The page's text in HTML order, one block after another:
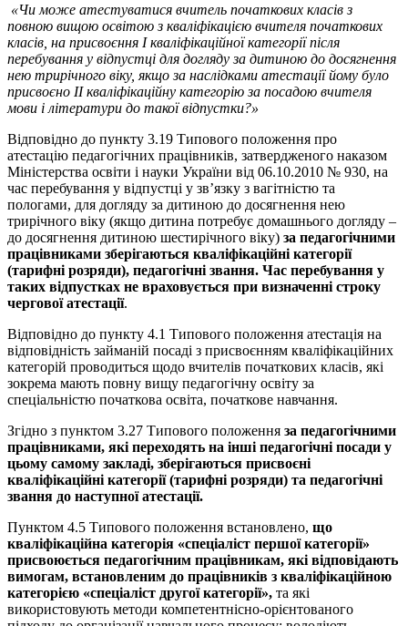
«Чи може атестуватися вчитель початкових класів з
повною вищою освітою з кваліфікацією вчителя початкових
класів, на присвоєння І кваліфікаційної категорії після
перебування у відпустці для догляду за дитиною до досягнення
нею трирічного віку, якщо за наслідками атестації йому було
присвоєно ІІ кваліфікаційну категорію за посадою вчителя
мови і літератури до такої відпустки?»
Відповідно до пункту 3.19 Типового положення про
атестацію педагогічних працівників, затвердженого наказом
Міністерства освіти і науки України від 06.10.2010 № 930, на
час перебування у відпустці у зв’язку з вагітністю та
пологами, для догляду за дитиною до досягнення нею
трирічного віку (якщо дитина потребує домашнього догляду –
до досягнення дитиною шестирічного віку) за педагогічними
працівниками зберігаються кваліфікаційні категорії
(тарифні розряди), педагогічні звання. Час перебування у
таких відпустках не враховується при визначенні строку
чергової атестації.
Відповідно до пункту 4.1 Типового положення атестація на
відповідність займаній посаді з присвоєнням кваліфікаційних
категорій проводиться щодо вчителів початкових класів, які
зокрема мають повну вищу педагогічну освіту за
спеціальністю початкова освіта, початкове навчання.
Згідно з пунктом 3.27 Типового положення за педагогічними
працівниками, які переходять на інші педагогічні посади у
цьому самому закладі, зберігаються присвоєні
кваліфікаційні категорії (тарифні розряди) та педагогічні
звання до наступної атестації.
Пунктом 4.5 Типового положення встановлено, що
кваліфікаційна категорія «спеціаліст першої категорії»
присвоюється педагогічним працівникам, які відповідають
вимогам, встановленим до працівників з кваліфікаційною
категорією «спеціаліст другої категорії», та які
використовують методи компетентнісно-орієнтованого